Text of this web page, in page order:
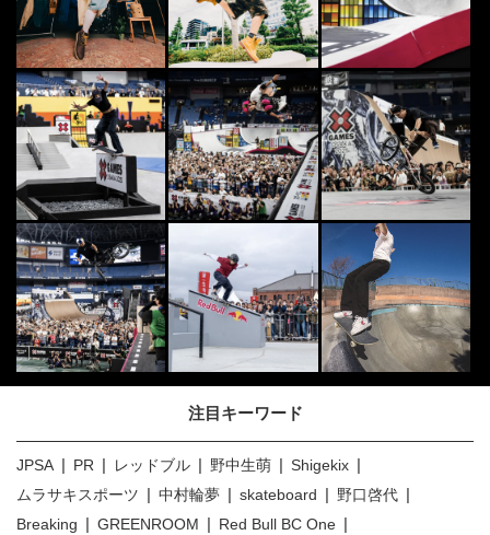
注目キーワード
JPSA PR レッドブル 野中生萌
Shigekix
ムラサキスポーツ
中村輪夢 skateboard
野口啓代
Breaking
GREENROOM
Red Bull BC One